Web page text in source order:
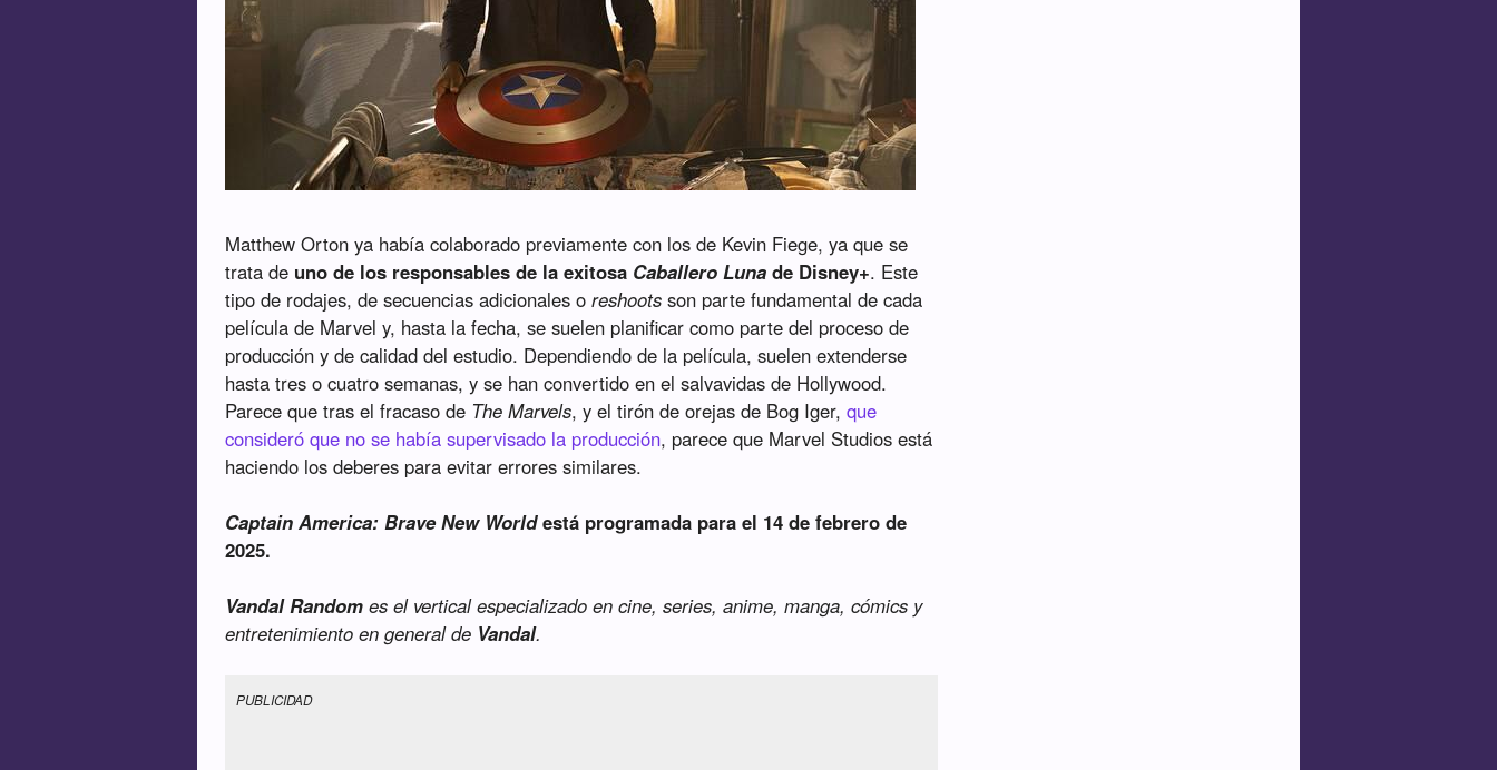
Matthew Orton ya había colaborado previamente con los de Kevin Fiege, ya que se
trata de uno de los responsables de la exitosa Caballero Luna de Disney+. Este
tipo de rodajes, de secuencias adicionales oreshoots son parte fundamental de cada
película de Marvel y, hasta la fecha, se suelen planificar como parte del proceso de
producción y de calidad del estudio. Dependiendo de la película, suelen extenderse
hasta tres o cuatro semanas, y se han convertido en el salvavidas de Hollywood.
Parece que tras el fracaso de The Marvels, y el tirón de orejas de Bog Iger,que
consideró que no se había supervisado la producción, parece que Marvel Studios está
haciendo los deberes para evitar errores similares.
Captain America: Brave New Worldestá programada para el 14 de febrero de
2025.
Vandal Random es el vertical especializado en cine, series, anime, manga, cómics y
entretenimiento en general de Vandal.
PUBLICIDAD